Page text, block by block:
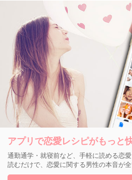
アプリで恋愛レシピがもっと
通勤通学・就寝前など、手軽に読める恋
読むだけで、恋愛に関する男性の本音が